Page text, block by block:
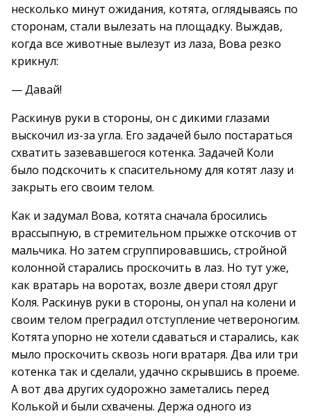
несколько минут ожидания, котята, оглядываясь по
сторонам, стали вылезать на площадку. Выждав,
когда все животные вылезут из лаза, Вова резко
крикнул:
— Давай!
Раскинув руки в стороны, он с дикими глазами
выскочил из-за угла. Его задачей было постараться
схватить зазевавшегося котенка. Задачей Коли
было подскочить к спасительному для котят лазу и
закрыть его своим телом.
Как и задумал Вова, котята сначала бросились
врассыпную, в стремительном прыжке отскочив от
мальчика. Но затем сгруппировавшись, стройной
колонной старались проскочить в лаз. Но тут уже,
как вратарь на воротах, возле двери стоял друг
Коля. Раскинув руки в стороны, он упал на колени и
своим телом преградил отступление четвероногим.
Котята упорно не хотели сдаваться и старались, как
мыло проскочить сквозь ноги вратаря. Два или три
котенка так и сделали, удачно скрывшись в проеме.
А вот два других судорожно заметались перед
Колькой и были схвачены. Держа одного из